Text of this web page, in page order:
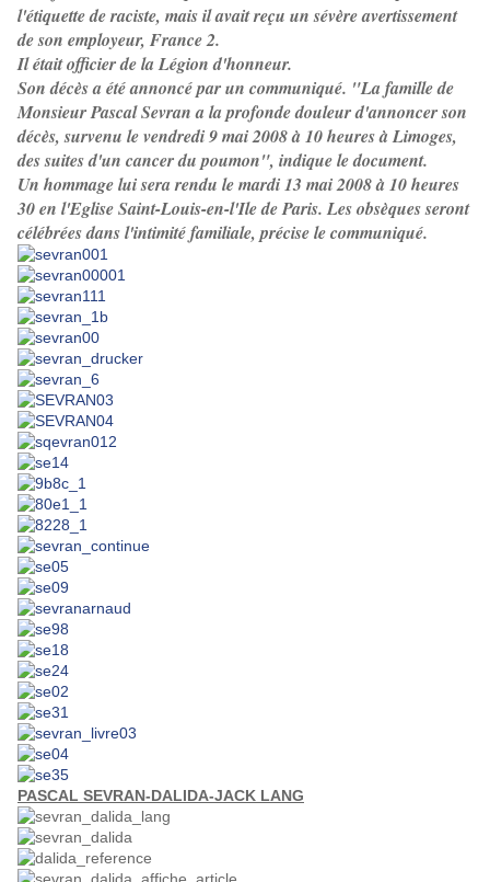
l'étiquette de raciste, mais il avait reçu un sévère avertissement
de son employeur, France 2.
Il était officier de la Légion d'honneur.
Son décès a été annoncé par un communiqué. "La famille de
Monsieur Pascal Sevran a la profonde douleur d'annoncer son
décès, survenu le vendredi 9 mai 2008 à 10 heures à Limoges,
des suites d'un cancer du poumon", indique le document.
Un hommage lui sera rendu le mardi 13 mai 2008 à 10 heures
30 en l'Eglise Saint-Louis-en-l'Ile de Paris. Les obsèques seront
célébrées dans l'intimité familiale, précise le communiqué.
PASCAL SEVRAN-DALIDA-JACK LANG